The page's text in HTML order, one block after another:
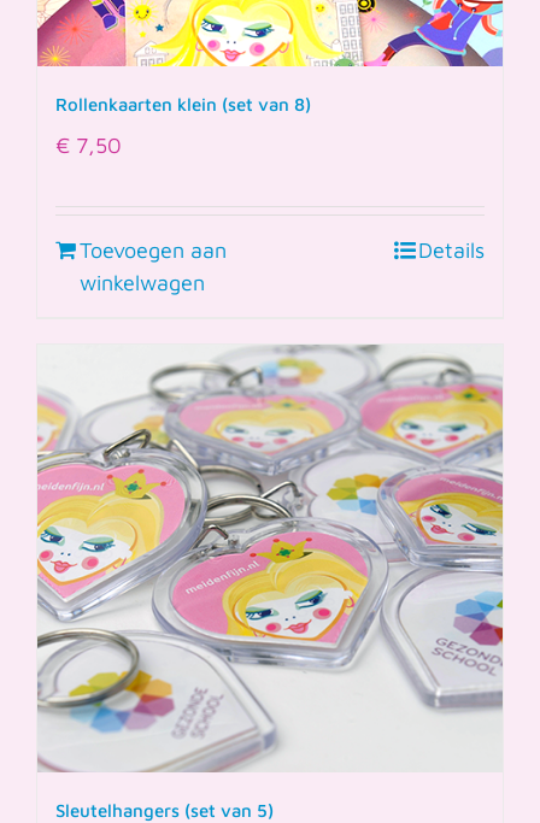
Rollenkaarten klein (set van 8)
€ 7,50
Toevoegen aan
winkelwagen
Details
Sleutelhangers (set van 5)